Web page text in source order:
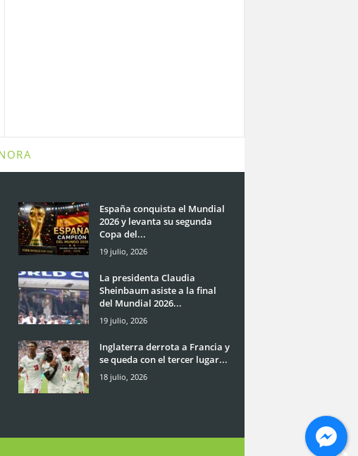
España conquista el Mundial
2026 y levanta su segunda
Copa del...
19 julio, 2026
La presidenta Claudia
Sheinbaum asiste a la final
del Mundial 2026...
19 julio, 2026
Inglaterra derrota a Francia y
se queda con el tercer lugar...
18 julio, 2026